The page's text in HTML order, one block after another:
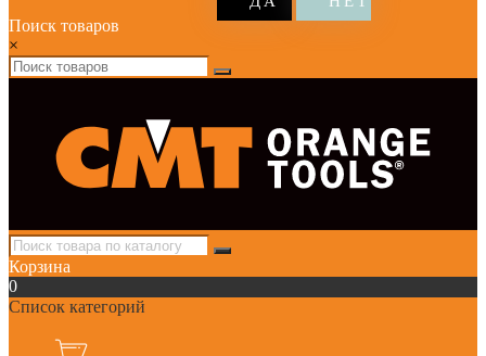
Поиск товаров
×
Корзина
0
Список категорий